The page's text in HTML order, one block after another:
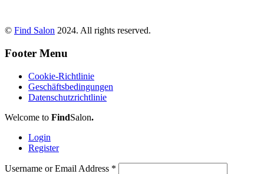
© Find Salon 2024. All rights reserved.
Footer Menu
Cookie-Richtlinie
Geschäftsbedingungen
Datenschutzrichtlinie
Welcome to FindSalon.
Login
Register
Username or Email Address *